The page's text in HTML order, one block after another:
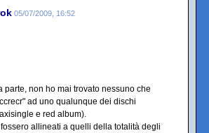
05/07/2009, 16:52
parte, non ho mai trovato nessuno che
ad uno qualunque dei dischi
e red album).
allineati a quelli della totalità degli